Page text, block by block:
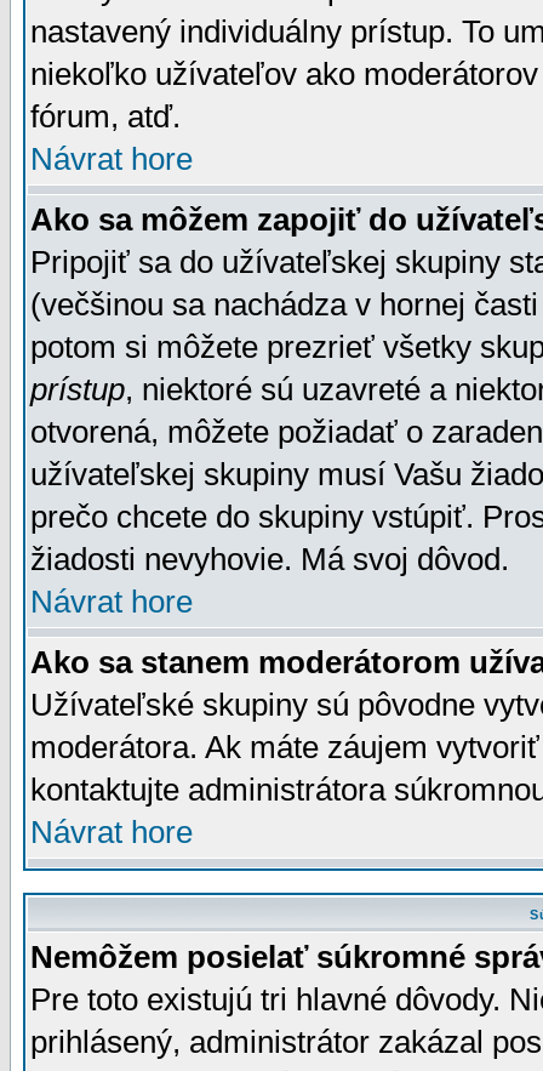
nastavený individuálny prístup. To
niekoľko užívateľov ako
fórum, atď.
Návrat hore
Ako sa môžem zapojiť do
Pripojiť sa do užívateľskej skupiny
(večšinou sa nachádza v hornej
potom si môžete prezrieť všetky
prístup, niektoré sú uzavreté a
otvorená, môžete požiadať o
užívateľskej skupiny musí Vašu
prečo chcete do skupiny vstúpiť.
žiadosti nevyhovie. Má svoj dôvod.
Návrat hore
Ako sa stanem moderátorom
Užívateľské skupiny sú pôvodne
moderátora. Ak máte záujem
kontaktujte administrátora
Návrat hore
Nemôžem posielať súkromné
Pre toto existujú tri hlavné dôvody.
prihlásený, administrátor zakázal